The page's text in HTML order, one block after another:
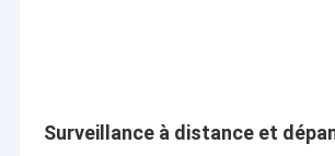
Surveillance à distance et